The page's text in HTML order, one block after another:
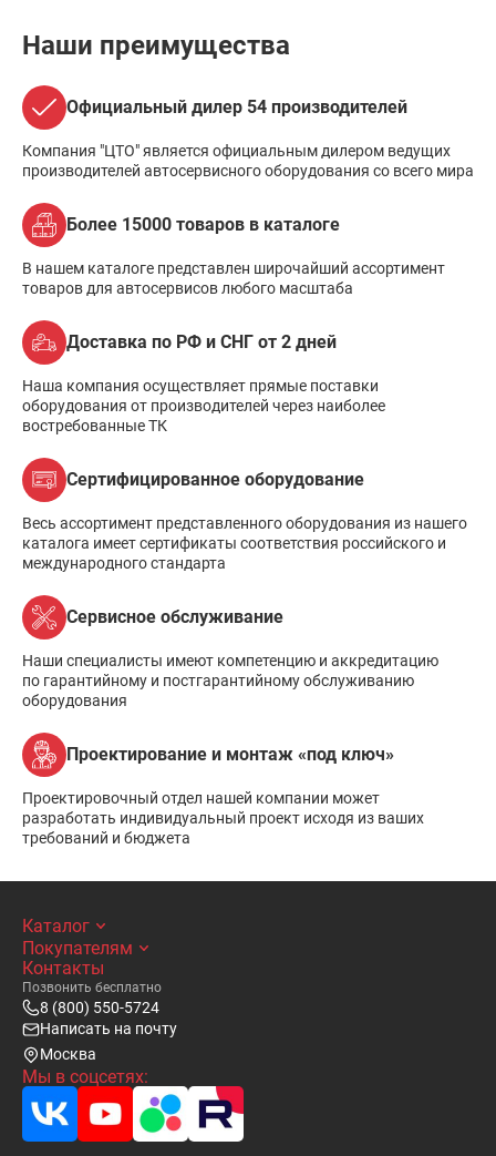
Наши преимущества
Официальный дилер 54 производителей
Компания "ЦТО" является официальным дилером ведущих
производителей автосервисного оборудования со всего мира
Более 15000 товаров в каталоге
В нашем каталоге представлен широчайший ассортимент
товаров для автосервисов любого масштаба
Доставка по РФ и СНГ от 2 дней
Наша компания осуществляет прямые поставки
оборудования от производителей через наиболее
востребованные ТК
Сертифицированное оборудование
Весь ассортимент представленного оборудования из нашего
каталога имеет сертификаты соответствия российского и
международного стандарта
Сервисное обслуживание
Наши специалисты имеют компетенцию и аккредитацию
по гарантийному и постгарантийному обслуживанию
оборудования
Проектирование и монтаж «под ключ»
Проектировочный отдел нашей компании может
разработать индивидуальный проект исходя из ваших
требований и бюджета
Каталог
Покупателям
Контакты
Позвонить бесплатно
8 (800) 550-5724
Написать на почту
Москва
Мы в соцсетях: